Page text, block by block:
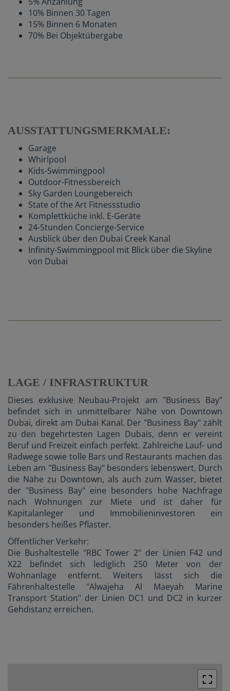
10% Binnen 30 Tagen
15% Binnen 6 Monaten
70% Bei Objektübergabe
AUSSTATTUNGSMERKMALE:
Garage
Whirlpool
Kids-Swimmingpool
Outdoor-Fitnessbereich
Sky Garden Loungebereich
State of the Art Fitnessstudio
Komplettküche inkl. E-Geräte
24-Stunden Concierge-Service
Ausblick über den Dubai Creek Kanal
Infinity-Swimmingpool mit Blick über die Skyline
von Dubai
LAGE / INFRASTRUKTUR
Dieses exklusive Neubau-Projekt am "Business Bay"
befindet sich in unmittelbarer Nähe von Downtown
Dubai, direkt am Dubai Kanal. Der "Business Bay" zählt
zu den begehrtesten Lagen Dubais, denn er vereint
Beruf und Freizeit einfach perfekt. Zahlreiche Lauf- und
Radwege sowie tolle Bars und Restaurants machen das
Leben am "Business Bay" besonders lebenswert. Durch
die Nähe zu Downtown, als auch zum Wasser, bietet
der "Business Bay" eine besonders hohe Nachfrage
nach Wohnungen zur Miete und ist daher für
Kapitalanleger und Immobilieninvestoren ein
besonders heißes Pflaster.
Öffentlicher Verkehr:
Die Bushaltestelle "RBC Tower 2" der Linien F42 und
X22 befindet sich lediglich 250 Meter von der
Wohnanlage entfernt. Weiters lässt sich die
Fährenhaltestelle "Alwajeha Al Maeyah Marine
Transport Station" der Linien DC1 und DC2 in kurzer
Gehdistanz erreichen.